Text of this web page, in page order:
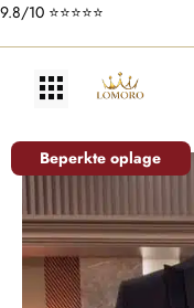
9.8/10 ⭐️⭐️⭐️⭐️⭐️
Beperkte oplage